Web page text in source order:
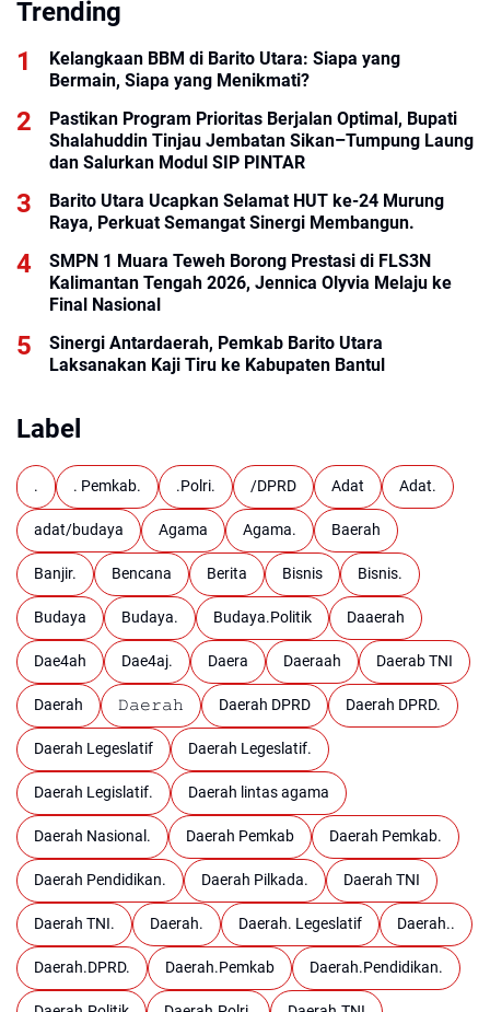
Trending
Kelangkaan BBM di Barito Utara: Siapa yang
Bermain, Siapa yang Menikmati?
Pastikan Program Prioritas Berjalan Optimal, Bupati
Shalahuddin Tinjau Jembatan Sikan–Tumpung Laung
dan Salurkan Modul SIP PINTAR
Barito Utara Ucapkan Selamat HUT ke-24 Murung
Raya, Perkuat Semangat Sinergi Membangun.
SMPN 1 Muara Teweh Borong Prestasi di FLS3N
Kalimantan Tengah 2026, Jennica Olyvia Melaju ke
Final Nasional
Sinergi Antardaerah, Pemkab Barito Utara
Laksanakan Kaji Tiru ke Kabupaten Bantul
Label
. . Pemkab. .Polri. /DPRD Adat Adat.
adat/budaya Agama Agama. Baerah
Banjir. Bencana Berita Bisnis Bisnis.
Budaya Budaya. Budaya.Politik Daaerah
Dae4ah Dae4aj. Daera Daeraah Daerab TNI
Daerah 𝙳𝚊𝚎𝚛𝚊𝚑 Daerah DPRD Daerah DPRD.
Daerah Legeslatif Daerah Legeslatif.
Daerah Legislatif. Daerah lintas agama
Daerah Nasional. Daerah Pemkab Daerah Pemkab.
Daerah Pendidikan. Daerah Pilkada. Daerah TNI
Daerah TNI. Daerah. Daerah. Legeslatif Daerah..
Daerah.DPRD. Daerah.Pemkab Daerah.Pendidikan.